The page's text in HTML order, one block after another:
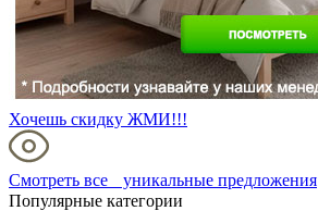
Хочешь скидку ЖМИ!!!
Смотреть все уникальные предложения
Популярные категории